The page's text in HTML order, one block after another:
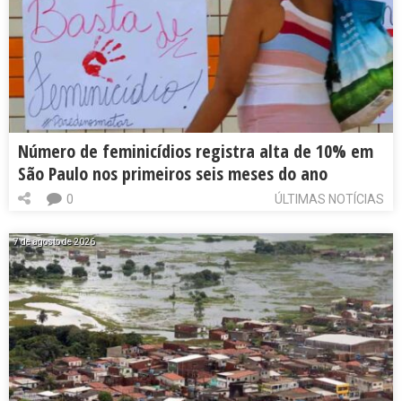
Número de feminicídios registra alta de 10% em
São Paulo nos primeiros seis meses do ano
ÚLTIMAS NOTÍCIAS
0
7 de agosto de 2026